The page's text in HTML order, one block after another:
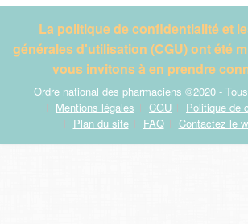
La politique de confidentialité et
générales d'utilisation (CGU) ont été
vous invitons à en prendre
Ordre national des pharmaciens ©2020 -
Mentions légales
CGU
Politique de
Plan du site
FAQ Contactez le